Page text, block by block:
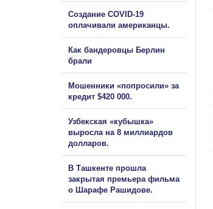
Создание COVID-19
оплачивали американцы.
Как бандеровцы Берлин
брали
Мошенники «попросили» за
кредит $420 000.
Узбекская «кубышка»
выросла на 8 миллиардов
долларов.
В Ташкенте прошла
закрытая премьера фильма
о Шарафе Рашидове.